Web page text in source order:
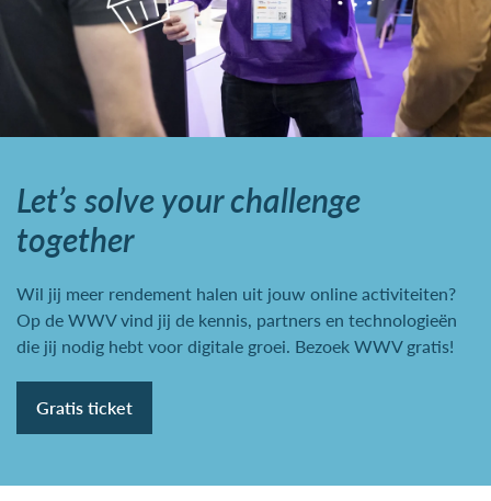
Let’s solve your challenge
together
Wil jij meer rendement halen uit jouw online activiteiten?
Op de WWV vind jij de kennis, partners en technologieën
die jij nodig hebt voor digitale groei. Bezoek WWV gratis!
Gratis ticket